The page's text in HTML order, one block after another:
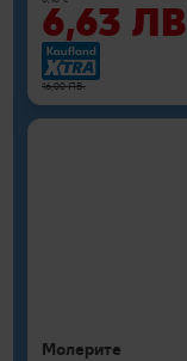
6,63
16,00 ЛВ.
Молерите